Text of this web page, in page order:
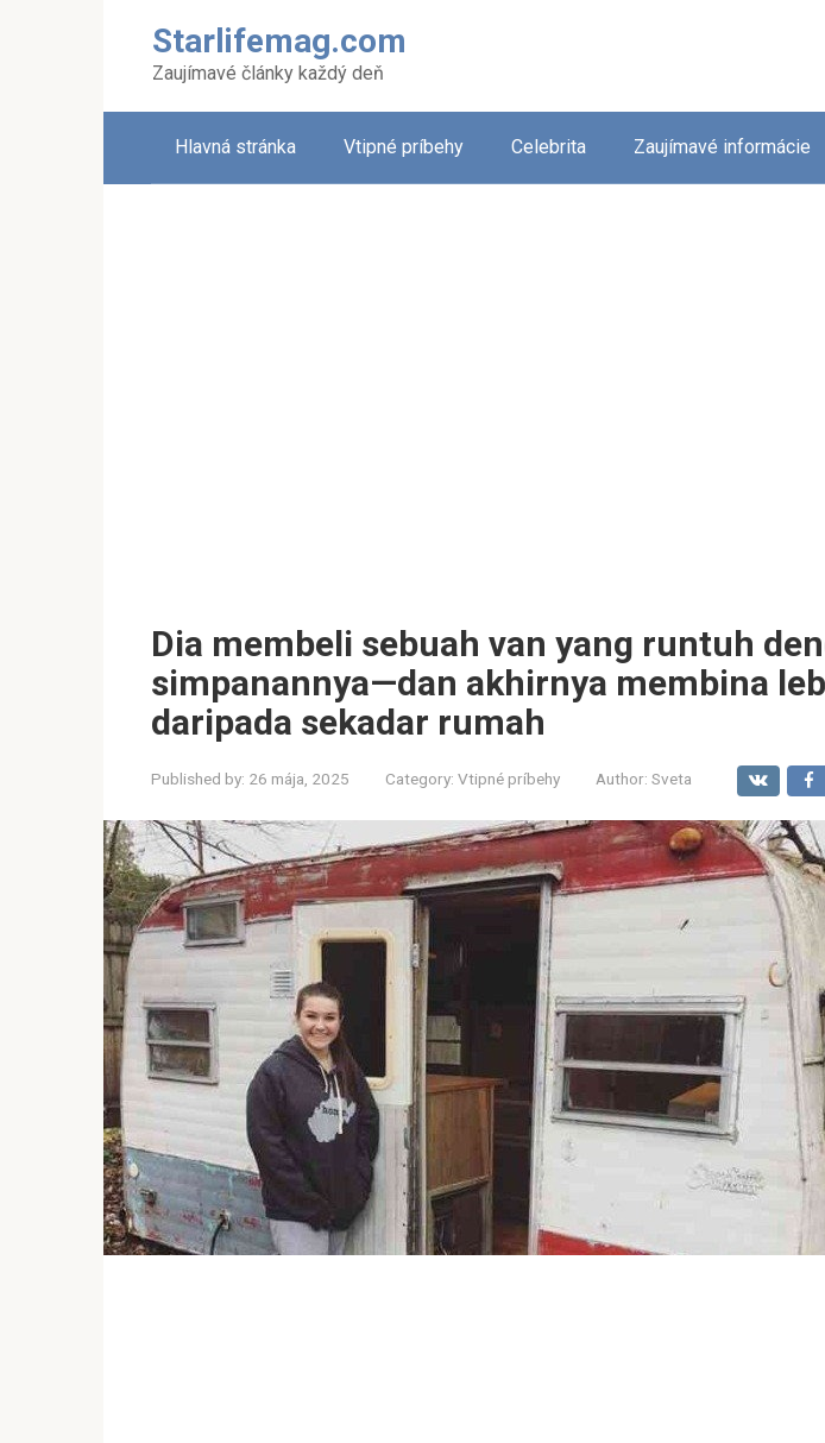
Starlifemag.com
Zaujímavé články každý deň
Hlavná stránka Vtipné príbehy Celebrita Zaujímavé informácie
Dia membeli sebuah van yang runtuh
simpanannya—dan akhirnya membina
daripada sekadar rumah
Published by: 26 mája, 2025 Category: Vtipné príbehy Author: Sveta